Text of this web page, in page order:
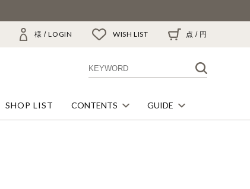
様 /LOGIN WISH LIST 点/ 円
SHOP LIST CONTENTS GUIDE